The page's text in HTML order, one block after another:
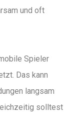
und oft
Spieler
Das kann
langsam
solltest